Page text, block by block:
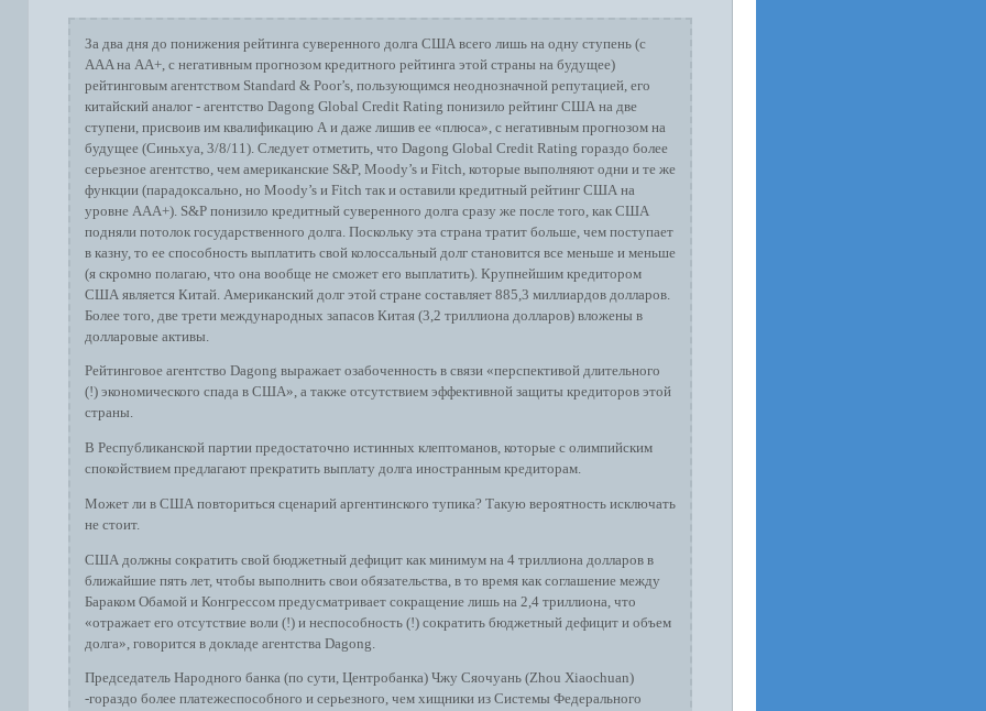
За два дня до понижения рейтинга суверенного долга США всего лишь на одну ступень (с
AAA на AA+, с негативным прогнозом кредитного рейтинга этой страны на будущее)
рейтинговым агентством Standard & Poor’s, пользующимся неоднозначной репутацией, его
китайский аналог - агентство Dagong Global Credit Rating понизило рейтинг США на две
ступени, присвоив им квалификацию А и даже лишив ее «плюса», с негативным прогнозом на
будущее (Синьхуа, 3/8/11). Следует отметить, что Dagong Global Credit Rating гораздо более
серьезное агентство, чем американские S&P, Moody’s и Fitch, которые выполняют одни и те же
функции (парадоксально, но Moody’s и Fitch так и оставили кредитный рейтинг США на
уровне ААА+). S&P понизило кредитный суверенного долга сразу же после того, как США
подняли потолок государственного долга. Поскольку эта страна тратит больше, чем поступает
в казну, то ее способность выплатить свой колоссальный долг становится все меньше и меньше
(я скромно полагаю, что она вообще не сможет его выплатить). Крупнейшим кредитором
США является Китай. Американский долг этой стране составляет 885,3 миллиардов долларов.
Более того, две трети международных запасов Китая (3,2 триллиона долларов) вложены в
долларовые активы.
Рейтинговое агентство Dagong выражает озабоченность в связи «перспективой длительного
(!) экономического спада в США», а также отсутствием эффективной защиты кредиторов этой
страны.
В Республиканской партии предостаточно истинных клептоманов, которые с олимпийским
спокойствием предлагают прекратить выплату долга иностранным кредиторам.
Может ли в США повториться сценарий аргентинского тупика? Такую вероятность исключать
не стоит.
США должны сократить свой бюджетный дефицит как минимум на 4 триллиона долларов в
ближайшие пять лет, чтобы выполнить свои обязательства, в то время как соглашение между
Бараком Обамой и Конгрессом предусматривает сокращение лишь на 2,4 триллиона, что
«отражает его отсутствие воли (!) и неспособность (!) сократить бюджетный дефицит и объем
долга», говорится в докладе агентства Dagong.
Председатель Народного банка (по сути, Центробанка) Чжу Сяочуань (Zhou Xiaochuan)
-гораздо более платежеспособного и серьезного, чем хищники из Системы Федерального